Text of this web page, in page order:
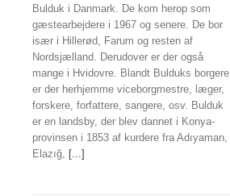
Bulduk i Danmark. De kom herop som
gæstearbejdere i 1967 og senere. De bor
især i Hillerød, Farum og resten af
Nordsjælland. Derudover er der også
mange i Hvidovre. Blandt Bulduks borgere
er der herhjemme viceborgmestre, læger,
forskere, forfattere, sangere, osv. Bulduk
er en landsby, der blev dannet i Konya-
provinsen i 1853 af kurdere fra Adıyaman,
Elazığ, [...]